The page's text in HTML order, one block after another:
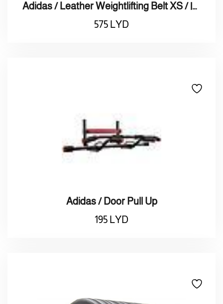
Adidas / Leather Weightlifting Belt XS / اديدس حزام رفع الأثقال الجلدي صغير جدا
575 LYD
Adidas / Door Pull Up
195 LYD